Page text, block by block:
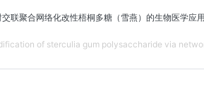
联聚合网络化改性梧桐多糖（雪燕）的生物医学应用
of sterculia gum polysaccharide via